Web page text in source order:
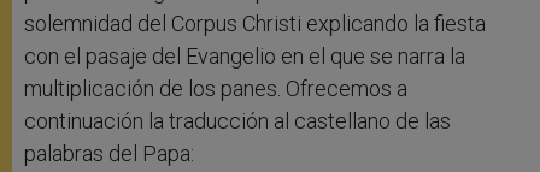
solemnidad del Corpus Christi explicando la fiesta
con el pasaje del Evangelio en el que se narra la
multiplicación de los panes. Ofrecemos a
continuación la traducción al castellano de las
palabras del Papa: